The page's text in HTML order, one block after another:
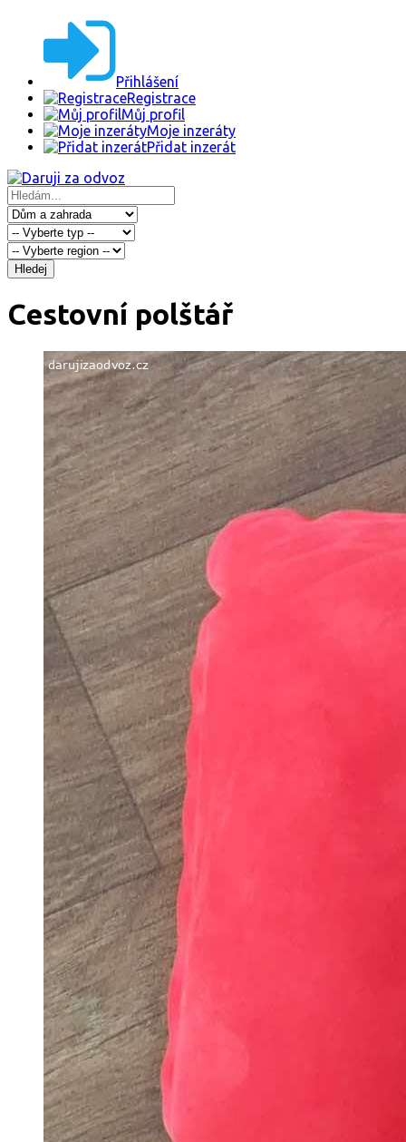
Přihlášení
Registrace
Můj profil
Moje inzeráty
Přidat inzerát
Hledej
Cestovní polštář